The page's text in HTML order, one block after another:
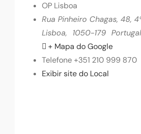
OP Lisboa
Rua Pinheiro Chagas, 48,
Lisboa, 1050-179 Portugal
+ Mapa do Google
Telefone +351 210 999 870
Exibir site do Local